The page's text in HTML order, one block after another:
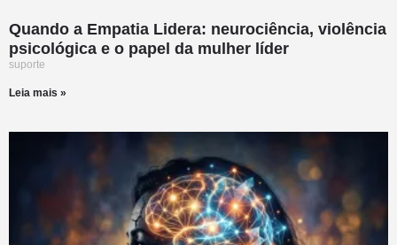
Quando a Empatia Lidera: neurociência, violência
psicológica e o papel da mulher líder
suporte
Leia mais »